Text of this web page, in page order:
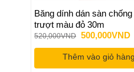
Băng dính dán sàn
trượt màu đỏ 30m
520,000VND Giá
là:
520,000VND.
500,000VND
là:
Thêm vào giỏ hàng